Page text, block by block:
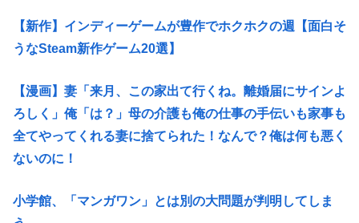
【新作】インディーゲームが豊作でホクホクの週【面白そ
うなSteam新作ゲーム20選】
【漫画】妻「来月、この家出て行くね。離婚届にサインよ
ろしく」俺「は？」母の介護も俺の仕事の手伝いも家事も
全てやってくれる妻に捨てられた！なんで？俺は何も悪く
ないのに！
小学館、「マンガワン」とは別の大問題が判明してしま